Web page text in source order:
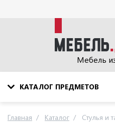
Мебель
КАТАЛОГ ПРЕДМЕТОВ
Главная Каталог Стулья и